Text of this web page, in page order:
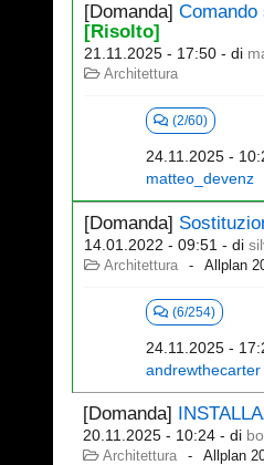
[Domanda]
[Risolto]
21.11.2025 - 17:50 - di
Architettura
(2/60)
24.11.2025 -
matteo_devenz
[Domanda]
14.01.2022 - 09:51 - di
Architettura Allplan
(6/254)
24.11.2025 -
andrewthecarter
[Domanda]
20.11.2025 - 10:24 - di
Architettura Allplan